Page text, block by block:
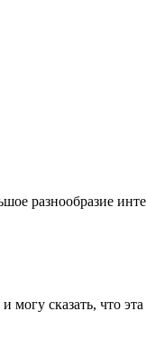
разнообразие
сказать, что